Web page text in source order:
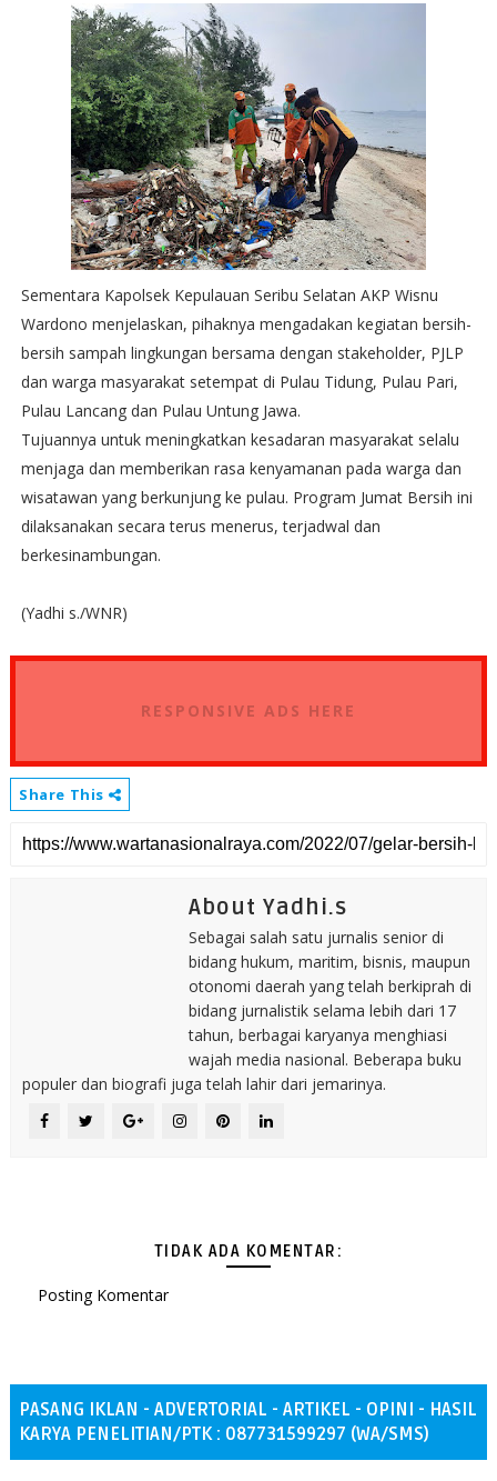
Sementara Kapolsek Kepulauan Seribu Selatan AKP Wisnu
Wardono menjelaskan, pihaknya mengadakan kegiatan bersih-
bersih sampah lingkungan bersama dengan stakeholder, PJLP
dan warga masyarakat setempat di Pulau Tidung, Pulau Pari,
Pulau Lancang dan Pulau Untung Jawa.
Tujuannya untuk meningkatkan kesadaran masyarakat selalu
menjaga dan memberikan rasa kenyamanan pada warga dan
wisatawan yang berkunjung ke pulau. Program Jumat Bersih ini
dilaksanakan secara terus menerus, terjadwal dan
berkesinambungan.
(Yadhi s./WNR)
RESPONSIVE ADS HERE
Share This
About Yadhi.s
Sebagai salah satu jurnalis senior di
bidang hukum, maritim, bisnis, maupun
otonomi daerah yang telah berkiprah di
bidang jurnalistik selama lebih dari 17
tahun, berbagai karyanya menghiasi
wajah media nasional. Beberapa buku
populer dan biografi juga telah lahir dari jemarinya.
TIDAK ADA KOMENTAR:
Posting Komentar
PASANG IKLAN - ADVERTORIAL - ARTIKEL - OPINI - HASIL
KARYA PENELITIAN/PTK : 087731599297 (WA/SMS)